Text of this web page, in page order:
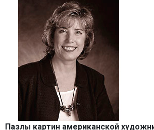
Пазлы картин американской